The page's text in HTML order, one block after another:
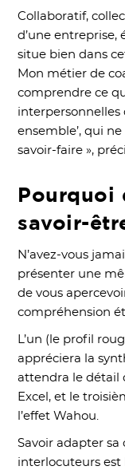
Collaboratif,
d’une entreprise,
situe bien dans
Mon métier de
comprendre ce
interpersonnelles
ensemble’, qui
savoir-faire »,
Pourquoi
savoir-
N’avez-vous
présenter une
de vous
compréhension
L’un (le profil
appréciera la
attendra le détail
Excel, et le
l’effet Wahou.
Savoir adapter
interlocuteurs est